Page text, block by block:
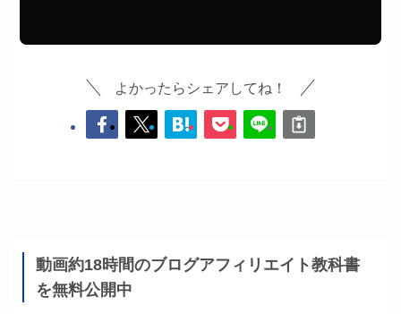
よかったらシェアしてね！
動画約18時間のブログアフィリエイト教科書
を無料公開中